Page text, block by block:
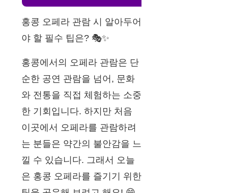
홍콩 오페라 관람 시 알아두어
야 할 필수 팁은? 🎭✨
홍콩에서의 오페라 관람은 단
순한 공연 관람을 넘어, 문화
와 전통을 직접 체험하는 소중
한 기회입니다. 하지만 처음
이곳에서 오페라를 관람하려
는 분들은 약간의 불안감을 느
낄 수 있습니다. 그래서 오늘
은 홍콩 오페라를 즐기기 위한